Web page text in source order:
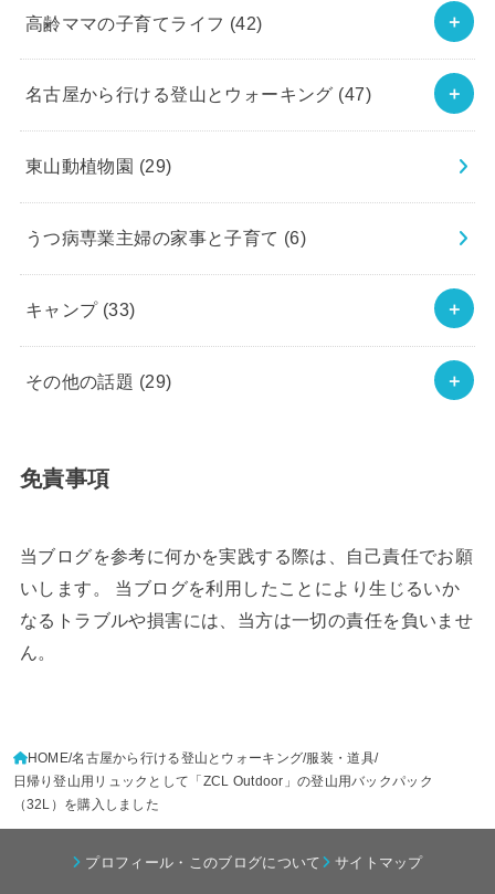
高齢ママの子育てライフ (42)
名古屋から行ける登山とウォーキング (47)
東山動植物園 (29)
うつ病専業主婦の家事と子育て (6)
キャンプ (33)
その他の話題 (29)
免責事項
当ブログを参考に何かを実践する際は、自己責任でお願
いします。 当ブログを利用したことにより生じるいか
なるトラブルや損害には、当方は一切の責任を負いませ
ん。
HOME 名古屋から行ける登山とウォーキング 服装・道具
日帰り登山用リュックとして「ZCL Outdoor」の登山用バックパック
（32L）を購入しました
プロフィール・このブログについて サイトマップ